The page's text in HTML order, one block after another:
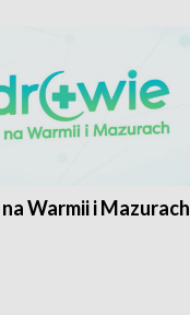
Warmii i Mazurach